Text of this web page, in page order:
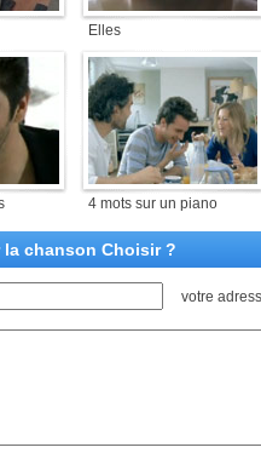
Elles
4 mots sur un piano
la chanson Choisir ?
votre